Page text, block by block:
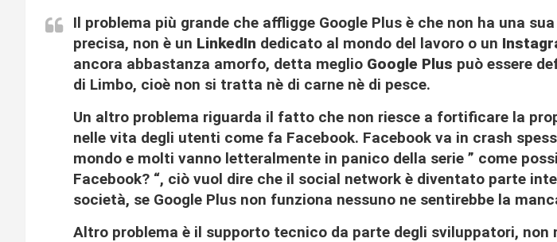
Il problema più grande che affligge Google Plus è che non ha una
precisa, non è un LinkedIn dedicato al mondo del lavoro o un
ancora abbastanza amorfo, detta meglio Google Plus può essere
di Limbo, cioè non si tratta nè di carne nè di pesce.
Un altro problema riguarda il fatto che non riesce a fortificare la
nelle vita degli utenti come fa Facebook. Facebook va in crash
mondo e molti vanno letteralmente in panico della serie ” come
Facebook? “, ciò vuol dire che il social network è diventato parte
società, se Google Plus non funziona nessuno ne sentirebbe la
Altro problema è il supporto tecnico da parte degli sviluppatori, non